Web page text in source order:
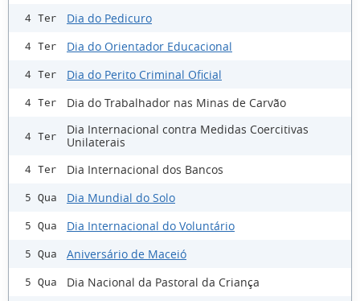
4 Ter Dia do Pedicuro
4 Ter Dia do Orientador Educacional
4 Ter Dia do Perito Criminal Oficial
4 Ter Dia do Trabalhador nas Minas de Carvão
4 Ter
Dia Internacional contra Medidas Coercitivas
Unilaterais
4 Ter Dia Internacional dos Bancos
5 Qua Dia Mundial do Solo
5 Qua Dia Internacional do Voluntário
5 Qua Aniversário de Maceió
5 Qua Dia Nacional da Pastoral da Criança